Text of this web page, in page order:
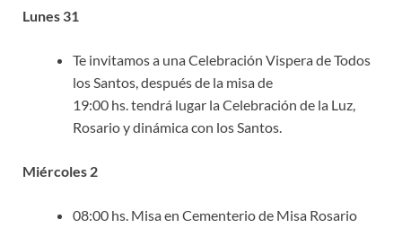
Lunes 31
Te invitamos a una Celebración Vispera de Todos
los Santos, después de la misa de
19:00 hs. tendrá lugar la Celebración de la Luz,
Rosario y dinámica con los Santos.
Miércoles 2
08:00 hs. Misa en Cementerio de Misa Rosario